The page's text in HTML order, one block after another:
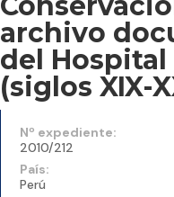
archivo
del
(siglos XIX-
Nº expediente:
2010/212
País:
Perú